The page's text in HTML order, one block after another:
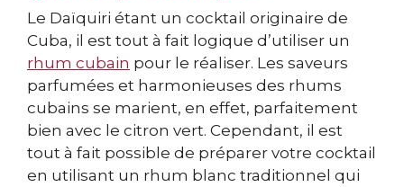
Le Daïquiri étant un cocktail originaire de
Cuba, il est tout à fait logique d’utiliser un
rhum cubain pour le réaliser. Les saveurs
parfumées et harmonieuses des rhums
cubains se marient, en effet, parfaitement
bien avec le citron vert. Cependant, il est
tout à fait possible de préparer votre cocktail
en utilisant un rhum blanc traditionnel qui